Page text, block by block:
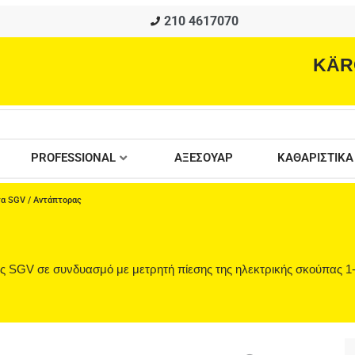
210 4617070
PROFESSIONAL ΑΞΕΣΟΥΑΡ ΚΑΘΑΡΙΣΤΙΚΑ
SGV / Αντάπτορας
σε συνδυασμό με μετρητή πίεσης της ηλεκτρικής σκούπας